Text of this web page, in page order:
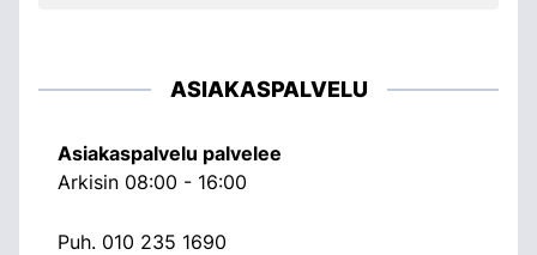
ASIAKASPALVELU
Asiakaspalvelu palvelee
Arkisin 08:00 - 16:00
Puh. 010 235 1690